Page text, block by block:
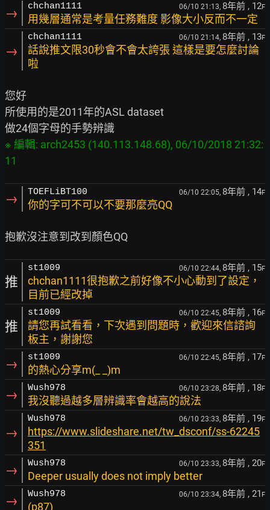
→ chchan1111 06/10 21:13, 8年前 , 12F
用幾層通常是考量任務難度 影像大小反而不一定
→
chchan1111 06/10 21:14, 8年前 , 13F
話說推文限30秒會不會太誇張 這樣是要怎麼討論
啦
您好
所使用的是2011年的ASL dataset
※ 編輯: arch2453 (140.113.148.68), 06/10/2018 21:32:
→ TOEFLiBT100 06/10 22:05, 8年前 , 14F
你的字可不可以不要那麼亮QQ
推
st1009 06/10 22:44, 8年前 , 15F
chchan1111很抱歉之前好像不小心動到了設定，
目前已經改掉
推
st1009 06/10 22:45, 8年前 , 16F
請您再試看看，下次遇到問題時，歡迎來信諮詢
板主，謝謝您
→ st1009 06/10 22:45, 8年前 , 17F
的熱心分享m(_ _)m
→ Wush978 06/10 23:28, 8年前 , 18F
我沒聽過越多層辨識率會越高的說法
→
Wush978 06/10 23:33, 8年前 , 19F
https://www.slideshare.net/tw_dsconf/ss-62245
351
→ Wush978 06/10 23:33, 8年前 , 20F
Deeper usually does not imply better
→ Wush978 06/10 23:34, 8年前 , 21 F
(p87)